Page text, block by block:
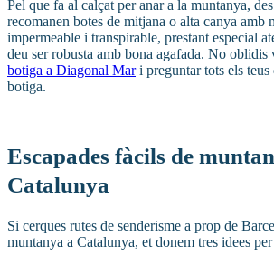
Pel que fa al calçat per anar a la muntanya,
recomanen botes de mitjana o alta canya amb
impermeable i transpirable, prestant especial
deu ser robusta amb bona agafada. No oblidis
botiga a Diagonal Mari preguntar tots els teus
botiga.
Escapades fàcils de
Catalunya
Si cerques rutes de senderisme a prop de
muntanya a Catalunya, et donem tres idees